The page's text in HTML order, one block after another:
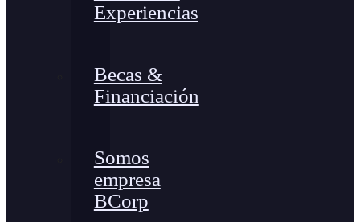
Experiencias
Becas &
Financiación
Somos
empresa
BCorp